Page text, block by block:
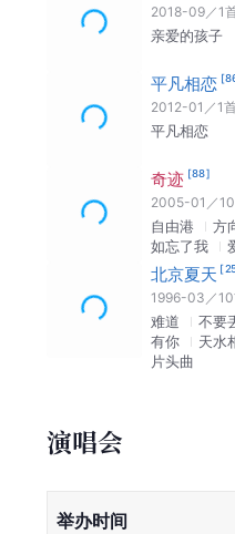
2018-09 ／1
亲爱的孩子
平凡相恋 [
2012-01 ／1
平凡相恋
奇迹 [88]
2005-01 ／10
自由港
方
如忘了我
北京夏天 [
1996-03 ／10
难道
不要
有你
天水
片头曲
演唱会
举办时间